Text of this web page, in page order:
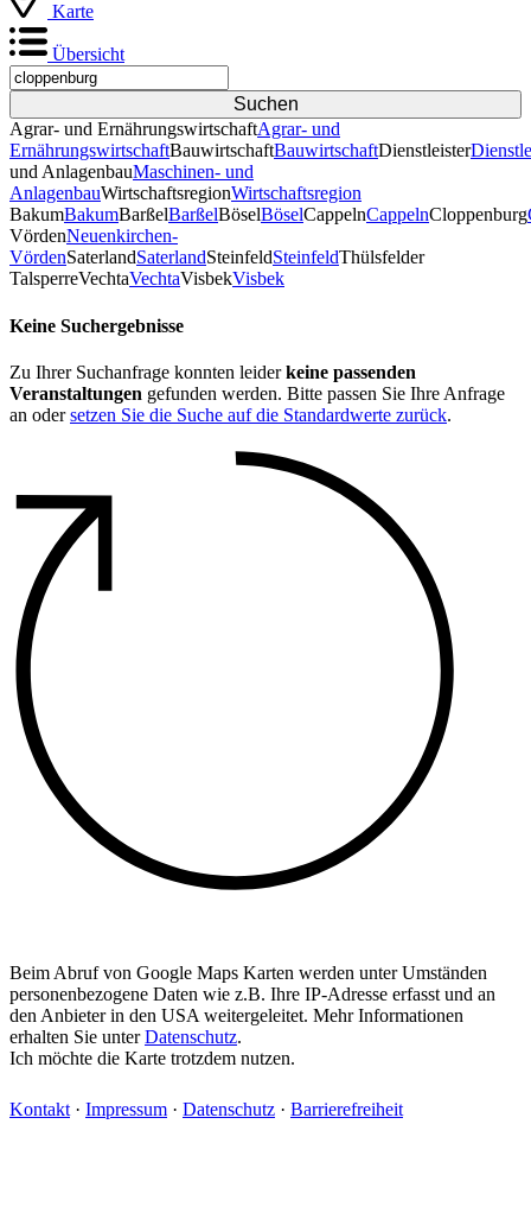
Karte
Übersicht
Agrar- und ErnährungswirtschaftAgrar- und
ErnährungswirtschaftBauwirtschaftBauwirtschaftDienstleister
und AnlagenbauMaschinen- und
AnlagenbauWirtschaftsregionWirtschaftsregion
BakumBakumBarßelBarßelBöselBöselCappelnCappelnCloppenburg
VördenNeuenkirchen-
VördenSaterlandSaterlandSteinfeldSteinfeldThülsfelder
TalsperreVechtaVechtaVisbekVisbek
Keine Suchergebnisse
Zu Ihrer Suchanfrage konnten leiderkeine passenden
Veranstaltungen gefunden werden. Bitte passen Sie Ihre Anfrage
an odersetzen Sie die Suche auf die Standardwerte zurück.
Beim Abruf von Google Maps Karten werden unter Umständen
personenbezogene Daten wie z.B. Ihre IP-Adresse erfasst und an
den Anbieter in den USA weitergeleitet. Mehr Informationen
erhalten Sie unterDatenschutz.
Ich möchte die Karte trotzdem nutzen.
Kontakt · Impressum · Datenschutz · Barrierefreiheit